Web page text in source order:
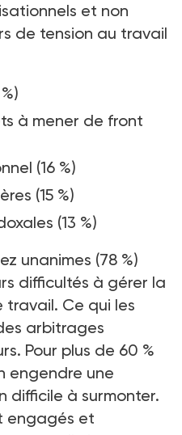
et non
de tension au travail
%)
à mener de front
(16 %)
(15 %)
(13 %)
unanimes (78 %)
difficultés à gérer la
Ce qui les
arbitrages
Pour plus de 60 %
engendre une
difficile à surmonter.
engagés et